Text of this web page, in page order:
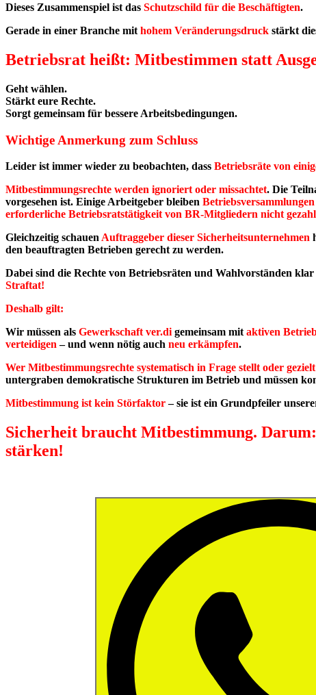
Dieses Zusammenspiel ist das Schutzschild für die Beschäftigten.
Gerade in einer Branche mit hohem Veränderungsdruck stärkt
Betriebsrat heißt: Mitbestimmen statt
Geht wählen.
Stärkt eure Rechte.
Sorgt gemeinsam für bessere Arbeitsbedingungen.
Wichtige Anmerkung zum Schluss
Leider ist immer wieder zu beobachten, dass Betriebsräte von
Mitbestimmungsrechte werden ignoriert oder missachtet. Die
vorgesehen ist. Einige Arbeitgeber bleiben Betriebsversammlungen
erforderliche Betriebsratstätigkeit von BR-Mitgliedern nicht
Gleichzeitig schauen Auftraggeber dieser Sicherheitsunternehmen
den beauftragten Betrieben gerecht zu werden.
Dabei sind die Rechte von Betriebsräten und Wahlvorständen
Straftat!
Deshalb gilt:
Wir müssen als Gewerkschaft ver.di gemeinsam mit aktiven
verteidigen – und wenn nötig auch neu erkämpfen.
Wer Mitbestimmungsrechte systematisch in Frage stellt oder
untergraben demokratische Strukturen im Betrieb und müssen
Mitbestimmung ist kein Störfaktor– sie ist ein Grundpfeiler
Sicherheit braucht Mitbestimmung.
stärken!